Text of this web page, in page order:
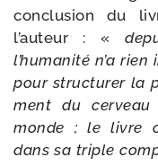
conclu­sion du
l’auteur : «
l’humanité n’a
pour struc­tu­rer la
ment du
monde ; le livre
dans sa triple